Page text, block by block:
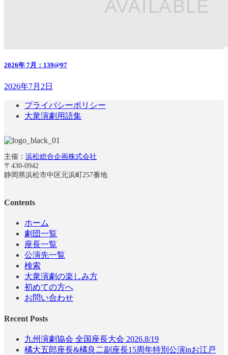
2026年 7月：139@97
2026年7月2日
プライバシーポリシー
大衆演劇用語集
主催： 浜松総合企画株式会社
〒430-0942
静岡県浜松市中区元浜町257番地
Contents
ホーム
劇団一覧
座長一覧
公演先一覧
検索
大衆演劇の楽しみ方
初めての方へ
お問い合わせ
Recent Posts
九州演劇協会 全国座長大会 2026.8/19
橘大五郎座長&橘良二副座長15周年特別公演inお江戸